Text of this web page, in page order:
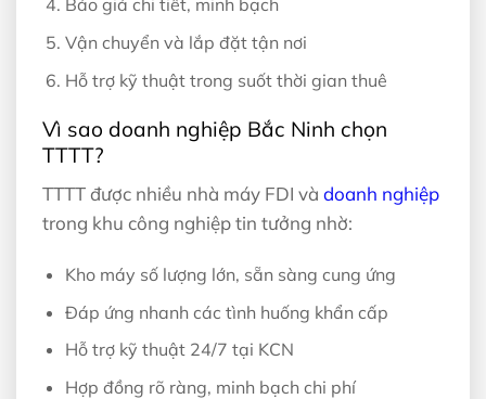
Báo giá chi tiết, minh bạch
Vận chuyển và lắp đặt tận nơi
Hỗ trợ kỹ thuật trong suốt thời gian thuê
Vì sao doanh nghiệp Bắc Ninh chọn
TTTT?
TTTT được nhiều nhà máy FDI và doanh nghiệp
trong khu công nghiệp tin tưởng nhờ:
Kho máy số lượng lớn, sẵn sàng cung ứng
Đáp ứng nhanh các tình huống khẩn cấp
Hỗ trợ kỹ thuật 24/7 tại KCN
Hợp đồng rõ ràng, minh bạch chi phí